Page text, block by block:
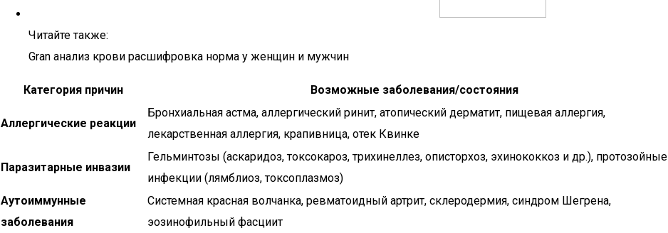
Читайте также:
Gran анализ крови расшифровка норма у женщин и мужчин
Категория причин Возможные заболевания/состояния
Аллергические реакции
Бронхиальная астма, аллергический ринит, атопический дерматит, пищевая аллергия,
лекарственная аллергия, крапивница, отек Квинке
Паразитарные инвазии
Гельминтозы (аскаридоз, токсокароз, трихинеллез, описторхоз, эхинококкоз и др.), протозойные
инфекции (лямблиоз, токсоплазмоз)
Аутоиммунные
заболевания
Системная красная волчанка, ревматоидный артрит, склеродермия, синдром Шегрена,
эозинофильный фасциит